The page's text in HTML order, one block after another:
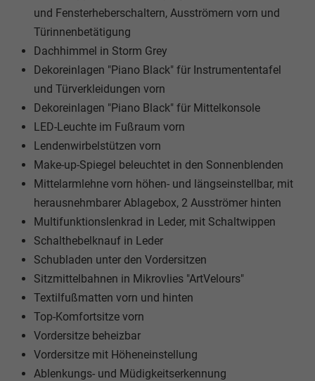
und Fensterheberschaltern, Ausströmern vorn und
Türinnenbetätigung
Dachhimmel in Storm Grey
Dekoreinlagen "Piano Black" für Instrumententafel
und Türverkleidungen vorn
Dekoreinlagen "Piano Black" für Mittelkonsole
LED-Leuchte im Fußraum vorn
Lendenwirbelstützen vorn
Make-up-Spiegel beleuchtet in den Sonnenblenden
Mittelarmlehne vorn höhen- und längseinstellbar, mit
herausnehmbarer Ablagebox, 2 Ausströmer hinten
Multifunktionslenkrad in Leder, mit Schaltwippen
Schalthebelknauf in Leder
Schubladen unter den Vordersitzen
Sitzmittelbahnen in Mikrovlies "ArtVelours"
Textilfußmatten vorn und hinten
Top-Komfortsitze vorn
Vordersitze beheizbar
Vordersitze mit Höheneinstellung
Ablenkungs- und Müdigkeitserkennung